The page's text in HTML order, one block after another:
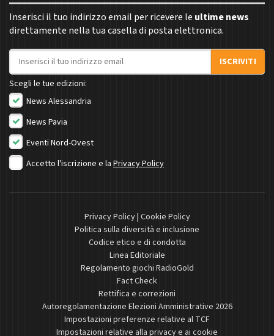
Inserisci il tuo indirizzo email per ricevere le ultime news
direttamente nella tua casella di posta elettronica.
Indirizzo email
ISCRIVITI
Scegli le tue edizioni:
News Alessandria
News Pavia
Eventi Nord-Ovest
Accetto l'iscrizione e la Privacy Policy
Privacy Policy| Cookie Policy
Politica sulla diversità e inclusione
Codice etico e di condotta
Linea Editoriale
Regolamento giochi RadioGold
Fact Check
Rettifica e correzioni
Autoregolamentazione Elezioni Amministrative 2026
Impostazioni preferenze relative al TCF
Impostazioni relative alla privacy e ai cookie